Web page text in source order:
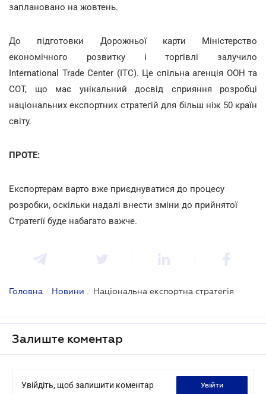
заплановано на жовтень.
До підготовки Дорожньої карти Міністерство
економічного розвитку і торгівлі залучило
International Trade Center (ІТС). Це спільна агенція ООН та
СОТ, що має унікальний досвід сприяння розробці
національних експортних стратегій для більш ніж 50 країн
світу.
ПРОТЕ:
Експортерам варто вже приєднуватися до процесу
розробки, оскільки надалі внести зміни до прийнятої
Стратегії буде набагато важче.
Головна / Новини / Національна експортна стратегія
Залиште коментар
Увійдіть, щоб залишити коментар увійти